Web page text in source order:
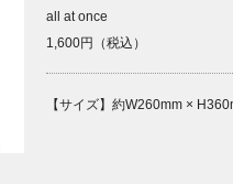
all at once
1,600円（税込）
【サイズ】約W260mm ×